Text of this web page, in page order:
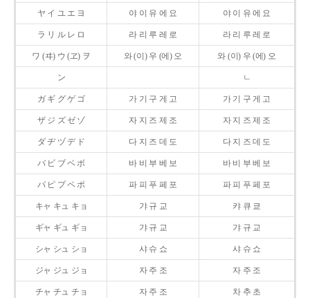
ヤ イ ユ エ ヨ 야 이 유 에 요 야 이 유 에 요
ラ リ ル レ ロ 라 리 루 레 로 라 리 루 레 로
ワ (ヰ) ウ (ヱ) ヲ 와 (이) 우 (에) 오 와 (이) 우 (에) 오
ン ㄴ
ガ ギ グ ゲ ゴ 가 기 구 게 고 가 기 구 게 고
ザ ジ ズ ゼ ゾ 자 지 즈 제 조 자 지 즈 제 조
ダ ヂ ヅ デ ド 다 지 즈 데 도 다 지 즈 데 도
バ ビ ブ ベ ボ 바 비 부 베 보 바 비 부 베 보
パ ピ プ ペ ポ 파 피 푸 페 포 파 피 푸 페 포
キャ キュ キョ 갸 규 교 캬 큐 쿄
ギャ ギュ ギョ 갸 규 교 갸 규 교
シャ シュ ショ 샤 슈 쇼 샤 슈 쇼
ジャ ジュ ジョ 자 주 조 자 주 조
チャ チュ チョ 자 주 조 차 추 초